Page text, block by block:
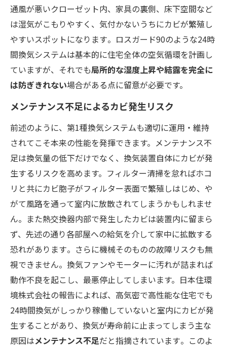
通風が悪いクローゼット内、家具の裏側、床下空間など
は湿気がこもりやすく、気付かないうちにカビが繁殖し
やすいスポットになります​。ロスガード90のような24時
間換気システムは基本的に住宅全体の空気循環を計画し
ていますが、それでも局所的な湿度上昇や結露を完全に
は防ぎきれない場合がある点に留意が必要です。
メンテナンス不足によるカビ発生リスク
前述のように、第1種換気システムも適切に運用・維持
されてこそ本来の性能を発揮できます。メンテナンス不
足は換気量の低下だけでなく、換気装置自体にカビが発
生するリスクを高めます。フィルター清掃を怠ればホコ
リと共にカビ胞子がフィルター表面で繁殖しはじめ、や
がて風路を通って室内に放散されてしまうかもしれませ
ん。また熱交換器内部で発生したカビは装置内に留まら
ず、先述の通り各部屋への給気を介して家中に拡散する
恐れがあります​。さらに機械そのものの故障リスクも無
視できません。換気ファンやモーターに汚れが詰まれば
動作不良を起こし、最悪停止してしまいます。日本住環
境株式会社の報告によれば、高気密で高性能な住宅でも
24時間換気がしっかり稼働していないと室内にカビが発
生することがあり、換気が寿命前に止まってしまう主な
原因はメンテナンス不足だと指摘されています​。このよ